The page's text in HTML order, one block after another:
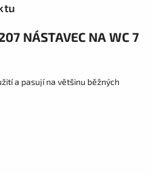
NÁSTAVEC NA WC 7
a pasují na většinu běžných